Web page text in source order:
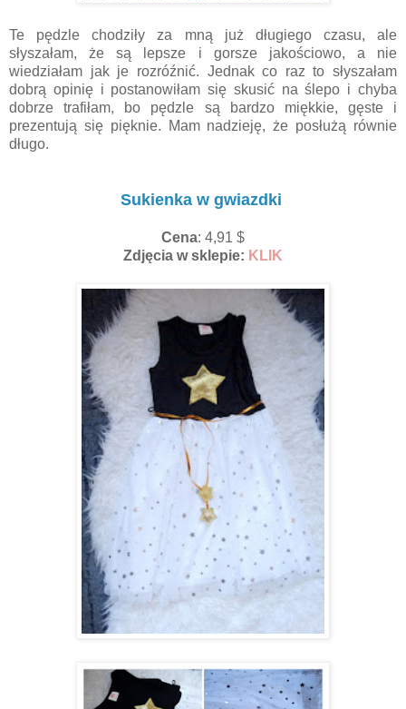
Te pędzle chodziły za mną już długiego czasu, ale
słyszałam, że są lepsze i gorsze jakościowo, a nie
wiedziałam jak je rozróźnić. Jednak co raz to słyszałam
dobrą opinię i postanowiłam się skusić na ślepo i chyba
dobrze trafiłam, bo pędzle są bardzo miękkie, gęste i
prezentują się pięknie. Mam nadzieję, że posłużą równie
długo.
Sukienka w gwiazdki
Cena: 4,91 $
Zdjęcia w sklepie: KLIK